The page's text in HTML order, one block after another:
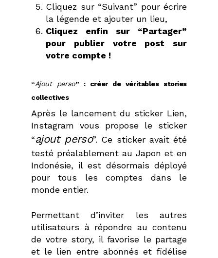
Cliquez sur “Suivant” pour écrire
la légende et ajouter un lieu,
Cliquez enfin sur “Partager”
pour publier votre post sur
votre compte !
“Ajout perso” : créer de véritables stories
collectives
Après le lancement du sticker Lien,
Instagram vous propose le sticker
“ajout perso”. Ce sticker avait été
testé préalablement au Japon et en
Indonésie, il est désormais déployé
pour tous les comptes dans le
monde entier.
Permettant d’inviter les autres
utilisateurs à répondre au contenu
de votre story, il favorise le partage
et le lien entre abonnés et fidélise